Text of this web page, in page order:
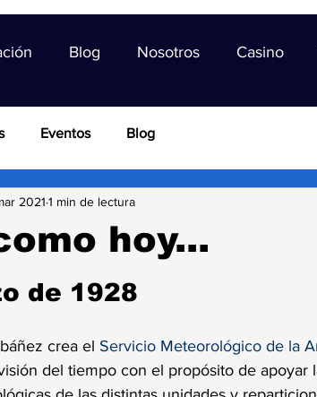
Blog Nosotros Casino
Eventos Blog
hoy...
2021 1 min de lectura
de 1928
crea el Servicio Meteorológico de la
del tiempo con el propósito de apoyar